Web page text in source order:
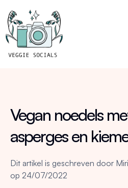
Vegan noedels
asperges en
Dit artikel is geschreven door
op 24/07/2022